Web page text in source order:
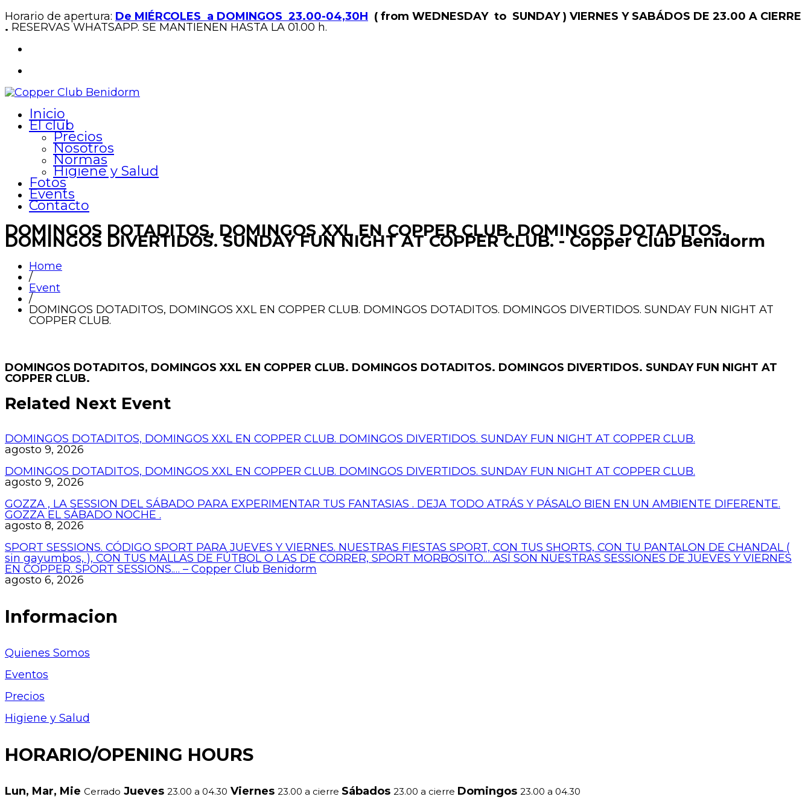
Horario de apertura: De MIÉRCOLES a DOMINGOS 23.00-04,30H ( from WEDNESDAY to SUNDAY ) VIERNES Y SABÁDOS DE 23.00 A CIERRE
. RESERVAS WHATSAPP. SE MANTIENEN HASTA LA 01.00 h.
Inicio
El club
Precios
Nosotros
Normas
Higiene y Salud
Fotos
Events
Contacto
DOMINGOS DOTADITOS, DOMINGOS XXL EN COPPER CLUB. DOMINGOS DOTADITOS.
DOMINGOS DIVERTIDOS. SUNDAY FUN NIGHT AT COPPER CLUB. - Copper Club Benidorm
Home
/
Event
/
DOMINGOS DOTADITOS, DOMINGOS XXL EN COPPER CLUB. DOMINGOS DOTADITOS. DOMINGOS DIVERTIDOS. SUNDAY FUN NIGHT AT
COPPER CLUB.
DOMINGOS DOTADITOS, DOMINGOS XXL EN COPPER CLUB. DOMINGOS DOTADITOS. DOMINGOS DIVERTIDOS. SUNDAY FUN NIGHT AT
COPPER CLUB.
Related Next Event
DOMINGOS DOTADITOS, DOMINGOS XXL EN COPPER CLUB. DOMINGOS DIVERTIDOS. SUNDAY FUN NIGHT AT COPPER CLUB.
agosto 9, 2026
DOMINGOS DOTADITOS, DOMINGOS XXL EN COPPER CLUB. DOMINGOS DIVERTIDOS. SUNDAY FUN NIGHT AT COPPER CLUB.
agosto 9, 2026
GOZZA , LA SESSION DEL SÁBADO PARA EXPERIMENTAR TUS FANTASIAS . DEJA TODO ATRÁS Y PÁSALO BIEN EN UN AMBIENTE DIFERENTE.
GOZZA EL SÁBADO NOCHE .
agosto 8, 2026
SPORT SESSIONS. CÓDIGO SPORT PARA JUEVES Y VIERNES. NUESTRAS FIESTAS SPORT, CON TUS SHORTS, CON TU PANTALON DE CHANDAL (
sin gayumbos, ), CON TUS MALLAS DE FÚTBOL O LAS DE CORRER, SPORT MORBOSITO… ASÍ SON NUESTRAS SESSIONES DE JUEVES Y VIERNES
EN COPPER. SPORT SESSIONS.… – Copper Club Benidorm
agosto 6, 2026
Informacion
Quienes Somos
Eventos
Precios
Higiene y Salud
HORARIO/OPENING HOURS
Lun, Mar, Mie Cerrado Jueves 23.00 a 04.30 Viernes 23.00 a cierre Sábados 23.00 a cierre Domingos 23.00 a 04.30